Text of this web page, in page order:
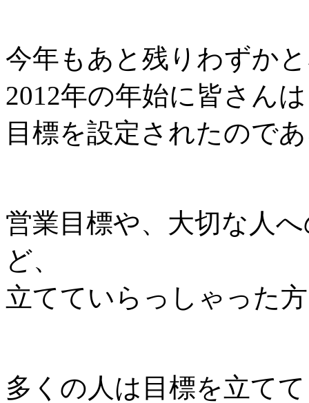
今年もあと残りわずか
2012年の年始に皆さん
目標を設定されたので
営業目標や、大切な人
ど、
立てていらっしゃった
多くの人は目標を立て